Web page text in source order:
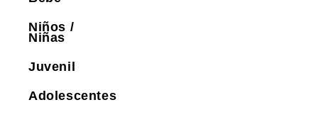
Niños /
Niñas
Juvenil
Adolescentes